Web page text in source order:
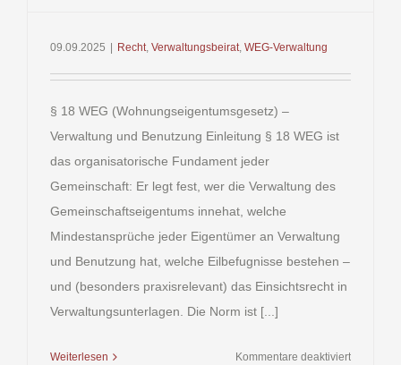
09.09.2025 Recht, Verwaltungsbeirat, WEG-Verwaltung
§ 18 WEG (Wohnungseigentumsgesetz) –
Verwaltung und Benutzung Einleitung § 18 WEG ist
das organisatorische Fundament jeder
Gemeinschaft: Er legt fest, wer die Verwaltung des
Gemeinschaftseigentums innehat, welche
Mindestansprüche jeder Eigentümer an Verwaltung
und Benutzung hat, welche Eilbefugnisse bestehen –
und (besonders praxisrelevant) das Einsichtsrecht in
Verwaltungsunterlagen. Die Norm ist [...]
Weiterlesen Kommentare deaktiviertfür